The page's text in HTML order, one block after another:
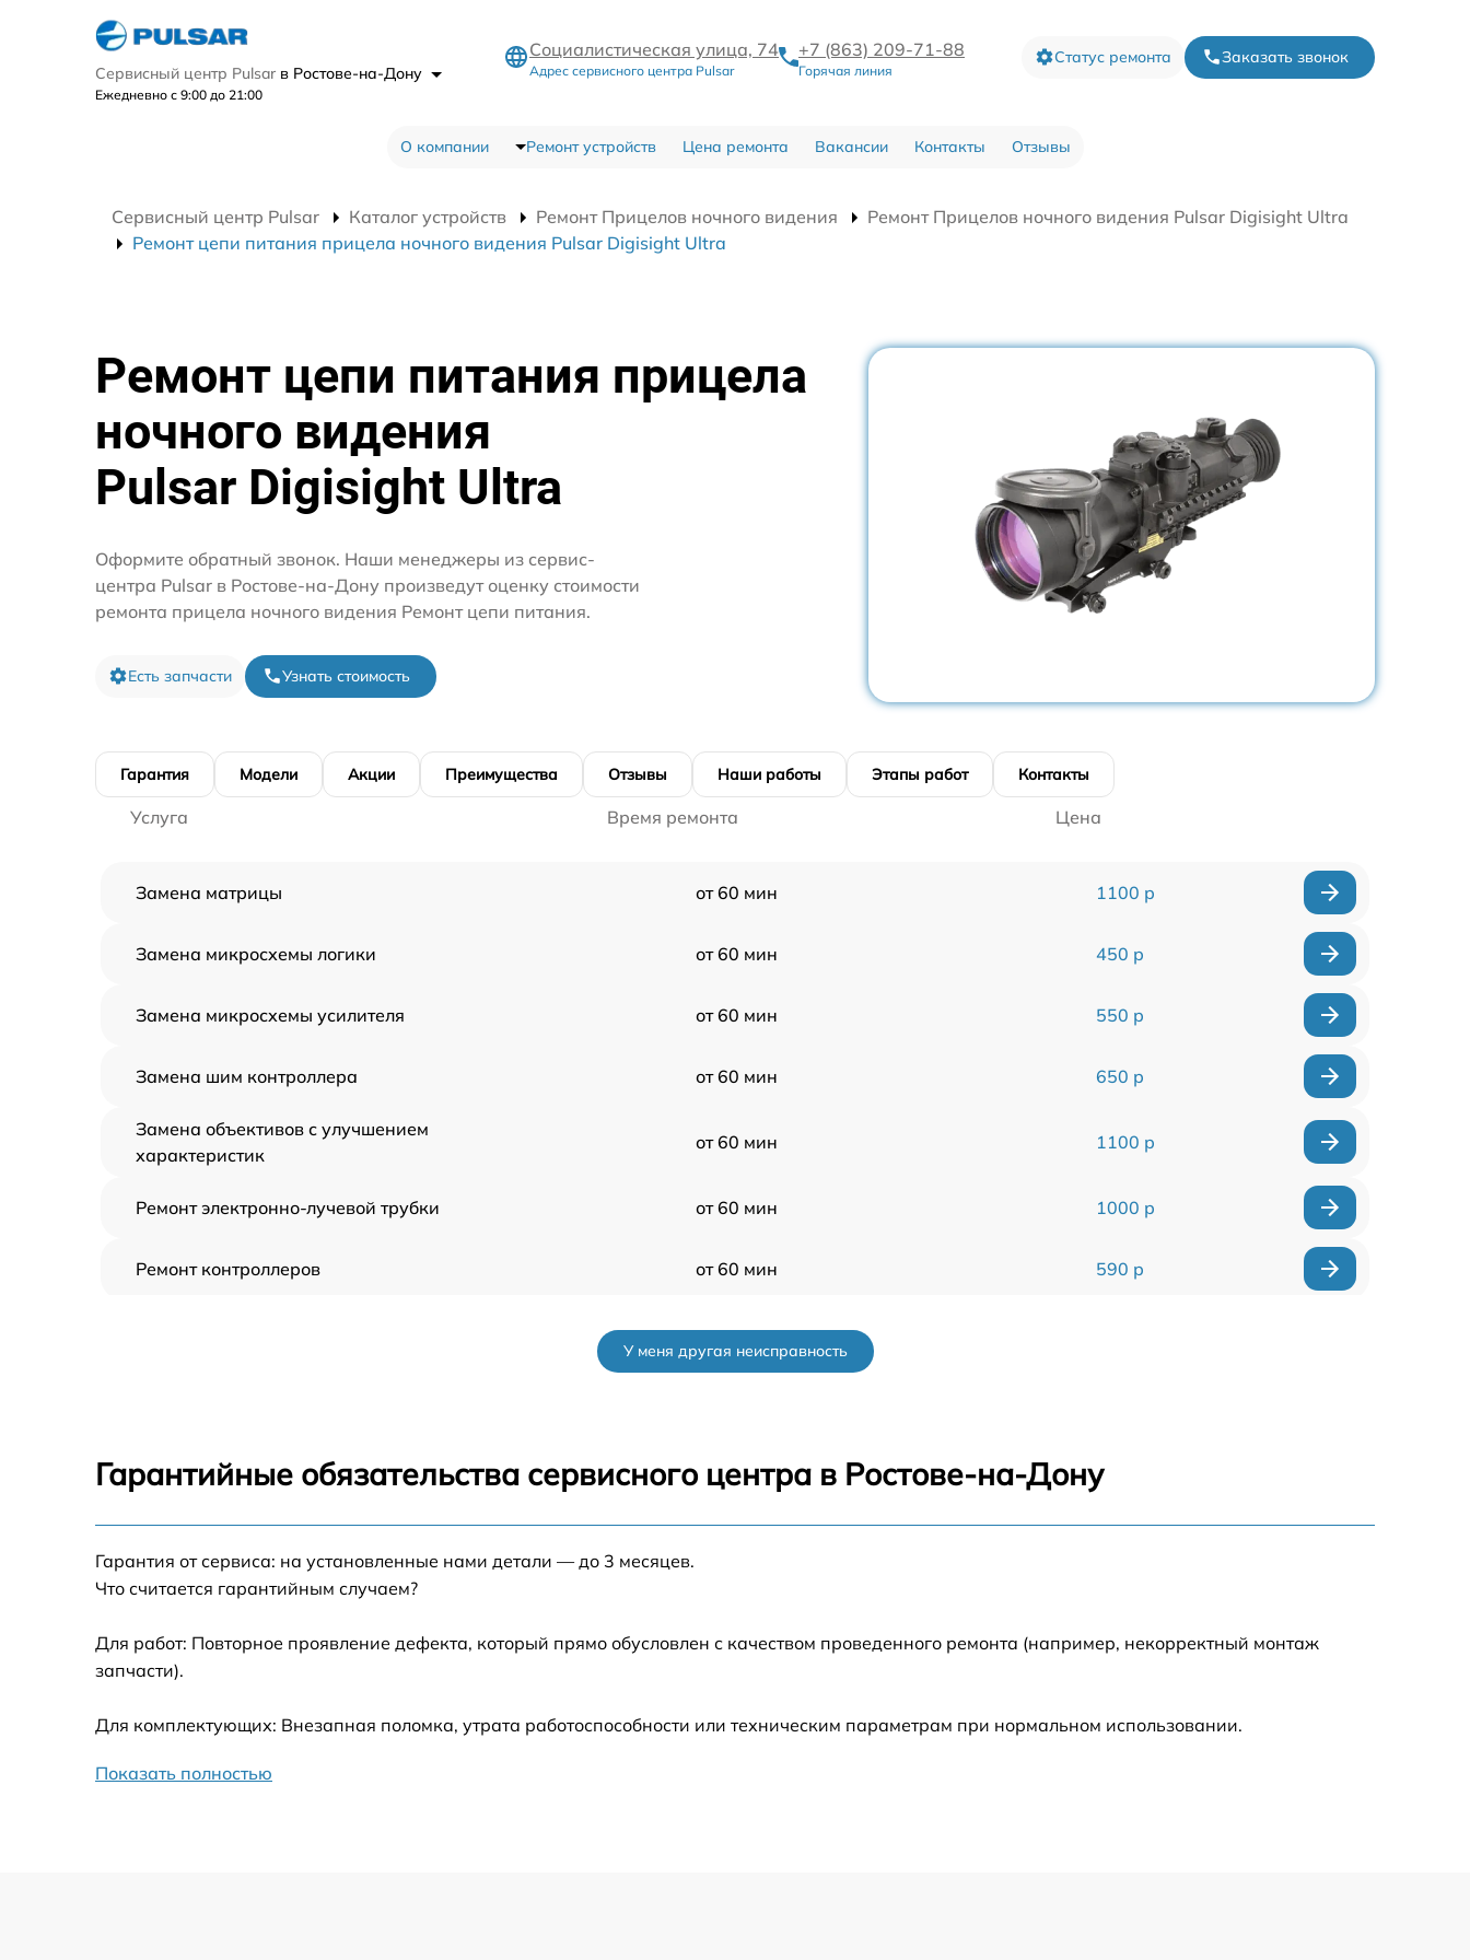
Сервисный центр Pulsar в Ростове-на-Дону
Ежедневно с 9:00 до 21:00
Социалистическая улица, 74
Адрес сервисного центра Pulsar
+7 (863) 209-71-88
Горячая линия
Статус ремонта Заказать звонок
О компании Ремонт устройств Цена ремонта Вакансии Контакты Отзывы
Сервисный центр Pulsar Каталог устройств Ремонт Прицелов ночного видения
Ремонт Прицелов ночного видения Pulsar Digisight Ultra
Ремонт цепи питания прицела ночного видения Pulsar Digisight Ultra
Ремонт цепи питания прицела
ночного видения
Pulsar Digisight Ultra
Оформите обратный звонок. Наши менеджеры из сервис-
центра Pulsar в Ростове-на-Дону произведут оценку стоимости
ремонта прицела ночного видения Ремонт цепи питания.
Есть запчасти Узнать стоимость
Гарантия Модели Акции Преимущества Отзывы Наши работы Этапы работ Контакты
Услуга Время ремонта Цена
Замена матрицы от 60 мин 1100 р
Замена микросхемы логики от 60 мин 450 р
Замена микросхемы усилителя от 60 мин 550 р
Замена шим контроллера от 60 мин 650 р
Замена объективов с улучшением
характеристик
от 60 мин 1100 р
Ремонт электронно-лучевой трубки от 60 мин 1000 р
Ремонт контроллеров от 60 мин 590 р
от 60 мин
Калибровка и настройка тепловизора
других устройств
от 60 мин 750 р
Ремонт цепи питания
У меня другая неисправность
Гарантийные обязательства сервисного центра в Ростове-на-Дону
Гарантия от сервиса: на установленные нами детали — до 3 месяцев.
Что считается гарантийным случаем?
Для работ: Повторное проявление дефекта, который прямо обусловлен с качеством проведенного ремонта (например, некорректный монтаж
запчасти).
Для комплектующих: Внезапная поломка, утрата работоспособности или техническим параметрам при нормальном использовании.
Показать полностью